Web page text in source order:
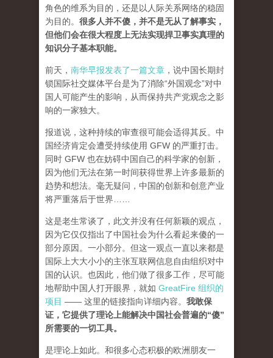
角色的维系为目的，还是以人际关系网络的稳固
为目的。 很多人并不傻，并不是无从了解事实，
但他们会在很大程度上无法实现捍卫事实真理的
知识分子基本职能。
前天， 南华早报发表了一篇文章 ，说中国长期封
锁国际社交媒体平台是为了消除“外国观念”对中
国人可能产生的影响，从而保持共产党观念之影
响的一家独大。
报道说，这种持续的审查很可能会适得其反。中
国经济肯定会遭受持续使用 GFW 的严重打击。
同时 GFW 也在妨碍中国自己的科学家的创新，
因为他们无法在第一时间获得世界上许多最新的
趋势和想法。毫无疑问，中国的创新和创意产业
将严重落后于世界……
这是老生常谈了，此文并没有任何新颖的观点，
因为它仅仅指出了中国社会为什么看起来傻的一
部分原因。一小部分。但这一观点一直以来都是
国际上大大小小的主张互联网信息自由组织对中
国的认识。也因此，他们做了很多工作，尽可能
地帮助中国人打开眼界，就如 GreatFire 组织的
项目 —— 这里的链接指向详细内容。 我敢保
证，它提供了理论上能解决中国社会普遍的“傻”
所需要的一切工具。
是理论上如此。和很多心态积极的欧洲朋友一